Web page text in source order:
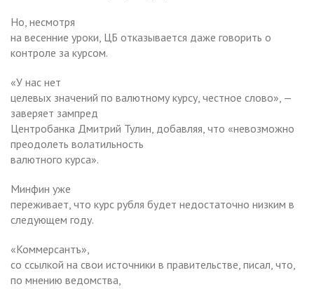
Но, несмотря
на весенние уроки, ЦБ отказывается даже говорить о
контроле за курсом.
«У нас нет
целевых значений по валютному курсу, честное слово», —
заверяет зампред
Центробанка Дмитрий Тулин, добавляя, что «невозможно
преодолеть волатильность
валютного курса».
Минфин уже
переживает, что курс рубля будет недостаточно низким в
следующем году.
«Коммерсантъ»,
со ссылкой на свои источники в правительстве, писал, что,
по мнению ведомства,